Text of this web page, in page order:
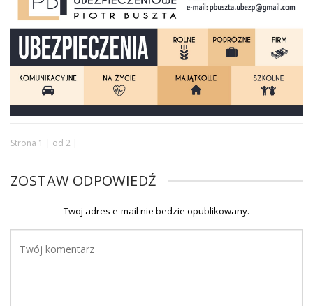
Strona 1 | od 2 |
ZOSTAW ODPOWIEDŹ
Twoj adres e-mail nie bedzie opublikowany.